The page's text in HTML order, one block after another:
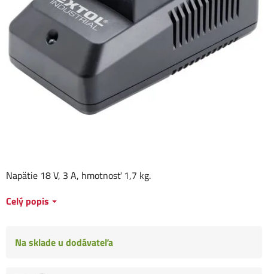
Napätie 18 V, 3 A, hmotnosť 1,7 kg.
Celý popis
Na sklade u dodávateľa